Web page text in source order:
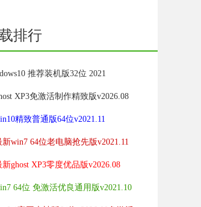
排行
推荐装机版32位 2021
XP3免激活制作精致版v2026.08
精致普通版64位v2021.11
win7 64位老电脑抢先版v2021.11
ghost XP3零度优品版v2026.08
64位 免激活优良通用版v2021.10